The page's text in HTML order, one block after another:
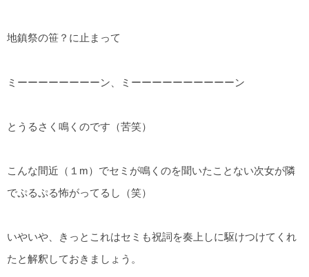
地鎮祭の笹？に止まって
ミーーーーーーーーン、ミーーーーーーーーーーン
とうるさく鳴くのです（苦笑）
こんな間近（１m）でセミが鳴くのを聞いたことない次女が隣
でぷるぷる怖がってるし（笑）
いやいや、きっとこれはセミも祝詞を奏上しに駆けつけてくれ
たと解釈しておきましょう。